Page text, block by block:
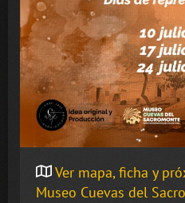
Ver mapa, ficha y
Museo Cuevas del